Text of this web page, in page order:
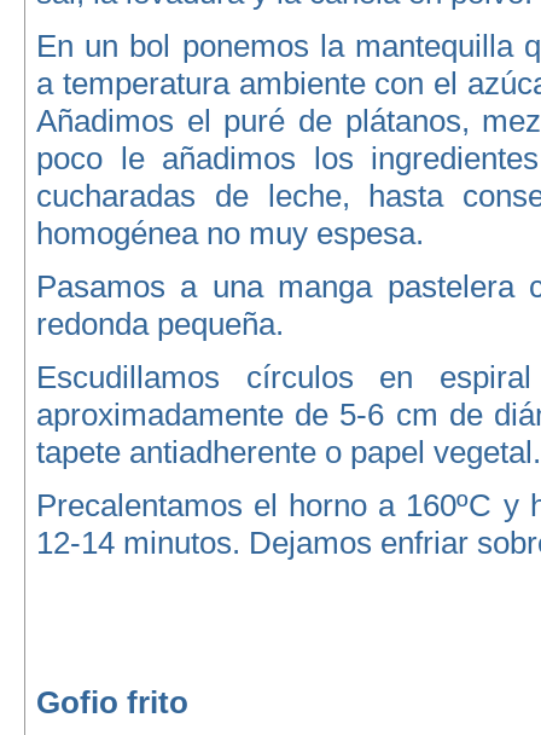
En un bol ponemos la mantequilla
a temperatura ambiente con el
Añadimos el puré de plátanos,
poco le añadimos los
cucharadas de leche, hasta
homogénea no muy espesa.
Pasamos a una manga pastelera
redonda pequeña.
Escudillamos círculos en
aproximadamente de 5-6 cm de
tapete antiadherente o papel vegetal.
Precalentamos el horno a 160ºC y
12-14 minutos. Dejamos enfriar
Gofio frito